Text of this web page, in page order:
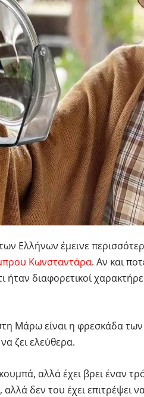
Ελλήνων έμεινε
Κωνσταντάρα. Αν και
ήταν διαφορετικοί
Μάρω είναι η φρεσκάδα
ζει ελεύθερα.
αλλά έχει βρει έναν
αλλά δεν του έχει επιτρέψει